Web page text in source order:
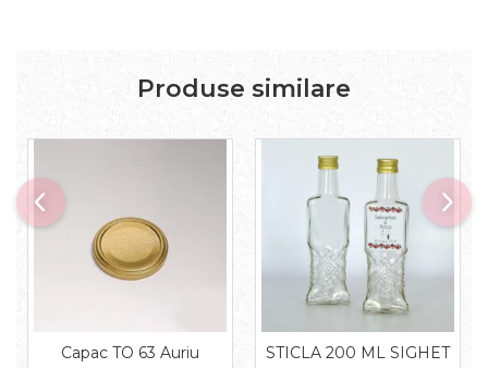
Produse similare
Capac TO 63 Auriu
STICLA 200 ML SIGHET